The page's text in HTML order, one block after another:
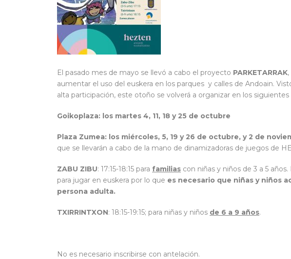
El pasado mes de mayo se llevó a cabo el proyecto PARKETARRAK
aumentar el uso del euskera en los parques y calles de Andoain.
alta participación, este otoño se volverá a organizar en los siguientes
Goikoplaza: los martes 4, 11, 18 y 25 de octubre
Plaza Zumea: los miércoles, 5, 19 y 26 de octubre, y 2 de
que se llevarán a cabo de la mano de dinamizadoras de juegos de
ZABU ZIBU: 17:15-18:15 para familias con niñas y niños de 3 a 5
para jugar en euskera por lo que es necesario que niñas y niños
persona adulta.
TXIRRINTXON: 18:15-19:15; para niñas y niños de 6 a 9 años.
No es necesario inscribirse con antelación.